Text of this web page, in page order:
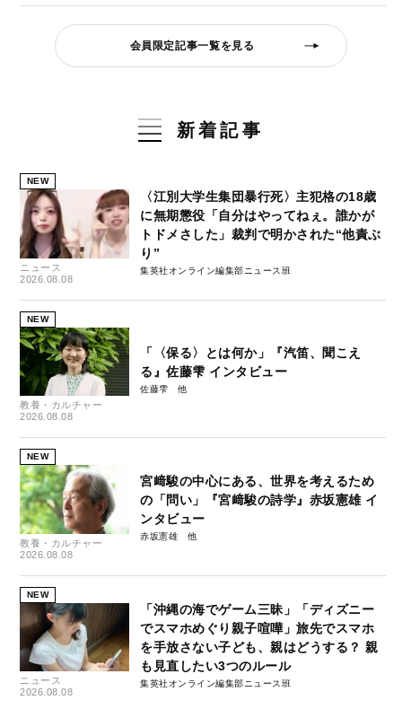
会員限定記事一覧を見る
新着記事
NEW
ニュース
2026.08.08
〈江別大学生集団暴行死〉主犯格の18歳
に無期懲役「自分はやってねぇ。誰かが
トドメさした」裁判で明かされた“他責ぶ
り”
集英社オンライン編集部ニュース班
NEW
教養・カルチャー
2026.08.08
「〈保る〉とは何か」『汽笛、聞こえ
る』佐藤雫 インタビュー
佐藤雫
NEW
教養・カルチャー
2026.08.08
宮﨑駿の中心にある、世界を考えるため
の「問い」『宮﨑駿の詩学』赤坂憲雄 イ
ンタビュー
赤坂憲雄
NEW
ニュース
2026.08.08
「沖縄の海でゲーム三昧」「ディズニー
でスマホめぐり親子喧嘩」旅先でスマホ
を手放さない子ども、親はどうする？ 親
も見直したい3つのルール
集英社オンライン編集部ニュース班